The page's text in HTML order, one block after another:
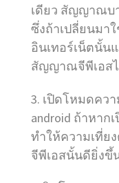
เดียว สัญญาณบ
ซึ่งถ้าเปลี่ยนมา
อินเทอร์เน็ตนั้น
สัญญาณจีพีเอส
3. เปิดโหมดคว
android ถ้าหาก
ทำให้ความเที่ย
จีพีเอสนั้นดียิ่งขึ้